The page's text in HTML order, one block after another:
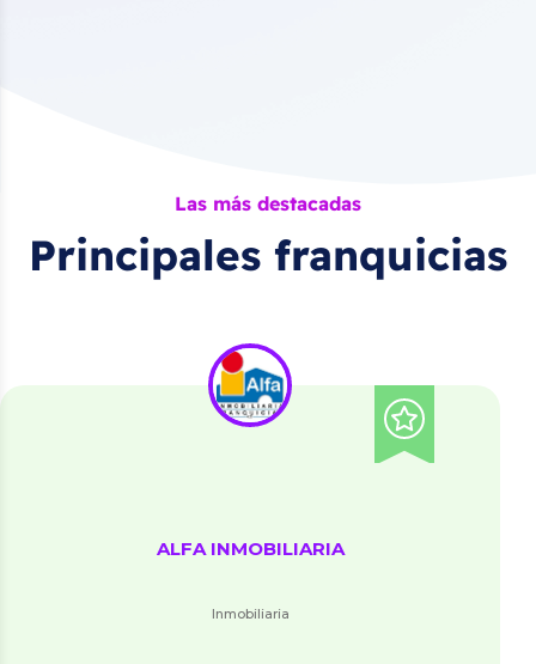
Las más destacadas
Principales franquicias
ALFA INMOBILIARIA
Inmobiliaria